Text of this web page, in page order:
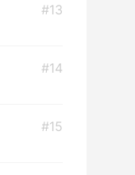
#13
#14
#15